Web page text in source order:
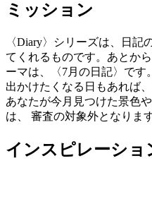
ミッション
〈Diary〉シリーズは、日
てくれるものです。あとか
ーマは、〈7月の日記〉で
出かけたくなる日もあれば
あなたが今月見つけた景色
は、 審査の対象外となりま
インスピレーショ